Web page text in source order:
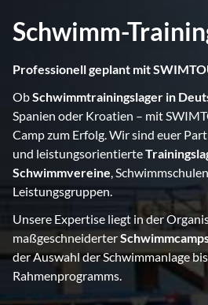
Schwimm-
Professionell geplant mit
ObSchwimmtrainingslager in
Spanien oder Kroatien – mit
Camp zum Erfolg. Wir sind euer
und leistungsorientierte
Schwimmvereine,
Leistungsgruppen.
Unsere Expertise liegt in der
maßgeschneiderter
der Auswahl der Schwimmanlage
Rahmenprogramms.